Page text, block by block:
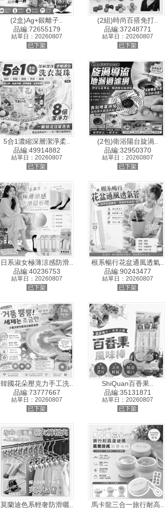
(2盒)Ag+銀離子..
品編:72655179
結單日：20260807
已下架
(2組)時尚百搭免打..
品編:37248771
結單日：20260807
已下架
5合1濃縮深層潔淨柔..
品編:49914882
結單日：20260807
已下架
(2包)衛浴陽台旋渦..
品編:32950370
結單日：20260807
已下架
日系淑女極薄涼感防滑..
品編:40236753
結單日：20260807
已下架
根系暢行花盆通風透氣..
品編:90243477
結單日：20260807
已下架
韓國花朵壓克力手工洗..
品編:73777667
結單日：20260807
已下架
ShiQuan百香果..
品編:35131871
結單日：20260807
已下架
莫蘭迪色系輕奢防滑曬.. 馬卡龍三合一旅行耐高..